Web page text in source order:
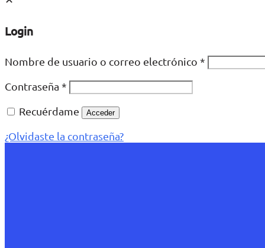
Login
Nombre de usuario o correo electrónico *
Contraseña *
Recuérdame
Acceder
¿Olvidaste la contraseña?